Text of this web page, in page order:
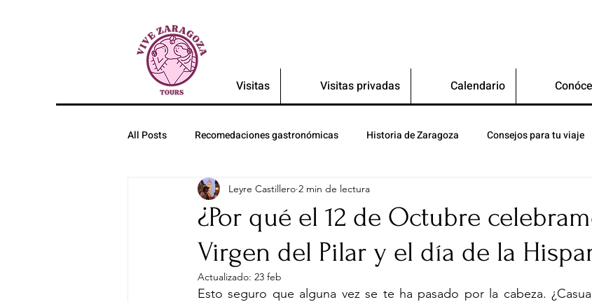
Visitas Visitas privadas Calendario
All Posts Recomedaciones gastronómicas Historia de Zaragoza Consejos para tu viaje
¿Por qué el 12 de Octubre
Virgen del Pilar y el día de la
Leyre Castillero 2 min de lectura
Actualizado: 23 feb
Esto seguro que alguna vez se te ha pasado por la cabeza.